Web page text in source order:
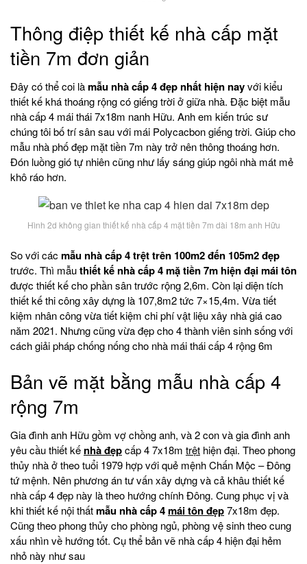
Thông điệp thiết kế nhà cấp mặt
tiền 7m đơn giản
Đây có thể coi làmẫu nhà cấp 4 đẹp nhất hiện nayvới kiểu
thiết kế khá thoáng rộng có giếng trời ở giữa nhà. Đặc biệt mẫu
nhà cấp 4 mái thái 7x18m nanh Hữu. Anh em kiến trúc sư
chúng tôi bố trí sân sau với mái Polycacbon giếng trời. Giúp cho
mẫu nhà phố đẹp mặt tiền 7m này trở nên thông thoáng hơn.
Đón luồng gió tự nhiên cũng như lấy sáng giúp ngôi nhà mát mẻ
khô ráo hơn.
Hình 2d không gian thiết kế nhà cấp 4 mặt tiền 7m dài 18m anh Hữu
So với các mẫu nhà cấp 4 trệt trên 100m2 đến 105m2 đẹp
trước. Thì mẫuthiết kế nhà cấp 4 mặ tiền 7m hiện đại mái tôn
được thiết kế cho phần sân trước rộng 2,6m. Còn lại diện tích
thiết kế thi công xây dựng là 107,8m2 tức 7×15,4m. Vừa tiết
kiệm nhân công vừa tiết kiệm chi phí vật liệu xây nhà giá cao
năm 2021. Nhưng cũng vừa đẹp cho 4 thành viên sinh sống với
cách giải pháp chống nống cho nhà mái thái cấp 4 rộng 6m
Bản vẽ mặt bằng mẫu nhà cấp 4
rộng 7m
Gia đình anh Hữu gồm vợ chồng anh, và 2 con và gia đình anh
yêu cầu thiết kế nhà đẹpcấp 4 7x18m trệt hiện đại. Theo phong
thủy nhà ở theo tuổi 1979 hợp với quẻ mệnh Chấn Mộc – Đông
tứ mệnh. Nên phương án tư vấn xây dựng và cả khâu thiết kế
nhà cấp 4 đẹp này là theo hướng chính Đông. Cung phục vị và
khi thiết kế nội thấtmẫu nhà cấp 4mái tôn đẹp7x18m đẹp.
Cũng theo phong thủy cho phòng ngủ, phòng vệ sinh theo cung
xấu nhìn về hướng tốt. Cụ thể bản vẽ nhà cấp 4 hiện đại hẻm
nhỏ này như sau